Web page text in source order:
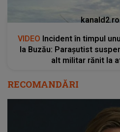
kanald2.ro
VIDEO Incident în timpul
la Buzău: Parașutist
alt militar rănit la
RECOMANDĂRI